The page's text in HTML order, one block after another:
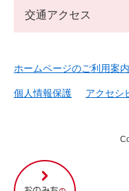
尾
道
交通アクセス
ホームページのご利用案内
個人情報保護 アクセシ